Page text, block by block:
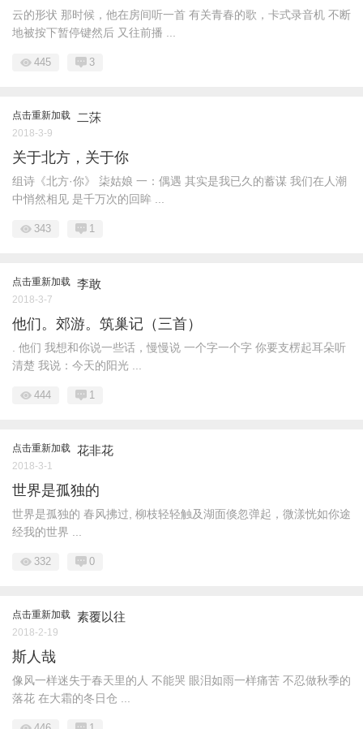
云的形状 那时候，他在房间听一首 有关青春的歌，卡式录音机 不断
地被按下暂停键然后 又往前播 ...
445 3
点击重新加载 二莯
2018-3-9
关于北方，关于你
组诗《北方·你》 柒姑娘 一：偶遇 其实是我已久的蓄谋 我们在人潮
中悄然相见 是千万次的回眸 ...
343 1
点击重新加载 李敢
2018-3-7
他们。郊游。筑巢记（三首）
. 他们 我想和你说一些话，慢慢说 一个字一个字 你要支楞起耳朵听
清楚 我说：今天的阳光 ...
444 1
点击重新加载 花非花
2018-3-1
世界是孤独的
世界是孤独的 春风拂过, 柳枝轻轻触及湖面倏忽弹起，微漾恍如你途
经我的世界 ...
332 0
点击重新加载 素覆以往
2018-2-19
斯人哉
像风一样迷失于春天里的人 不能哭 眼泪如雨一样痛苦 不忍做秋季的
落花 在大霜的冬日仓 ...